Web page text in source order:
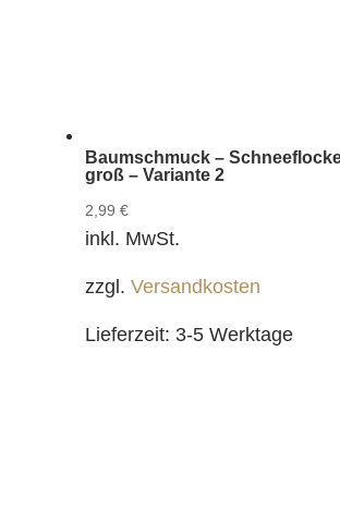
Baumschmuck –
groß – Variante 2
2,99 €
inkl. MwSt.
zzgl. Versandkosten
Lieferzeit: 3-5 Werktage